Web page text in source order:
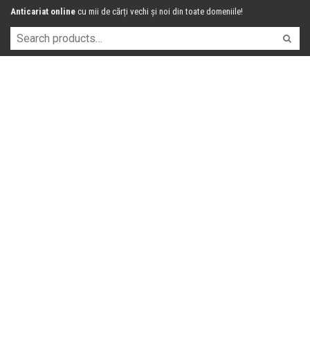
Anticariat online cu mii de cărți vechi și noi din toate domeniile!